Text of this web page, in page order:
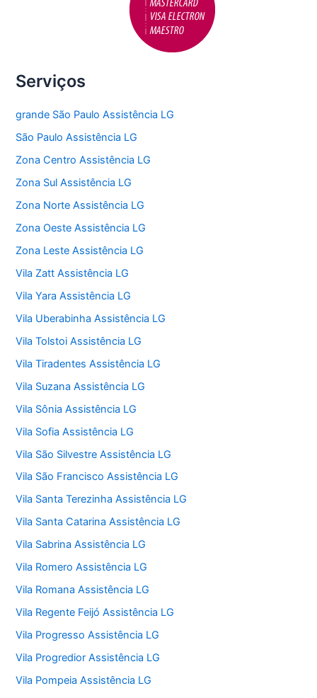
Serviços
grande São Paulo Assistência LG
São Paulo Assistência LG
Zona Centro Assistência LG
Zona Sul Assistência LG
Zona Norte Assistência LG
Zona Oeste Assistência LG
Zona Leste Assistência LG
Vila Zatt Assistência LG
Vila Yara Assistência LG
Vila Uberabinha Assistência LG
Vila Tolstoi Assistência LG
Vila Tiradentes Assistência LG
Vila Suzana Assistência LG
Vila Sônia Assistência LG
Vila Sofia Assistência LG
Vila São Silvestre Assistência LG
Vila São Francisco Assistência LG
Vila Santa Terezinha Assistência LG
Vila Santa Catarina Assistência LG
Vila Sabrina Assistência LG
Vila Romero Assistência LG
Vila Romana Assistência LG
Vila Regente Feijó Assistência LG
Vila Progresso Assistência LG
Vila Progredior Assistência LG
Vila Pompeia Assistência LG